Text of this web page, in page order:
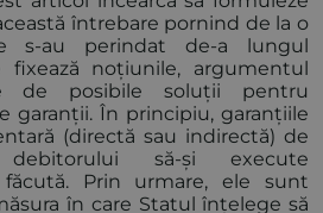
întrebare pornind de la o
s-au perindat de-a lungul
fixează noțiunile, argumentul
de posibile soluții pentru
garanții. În principiu, garanțiile
(directă sau indirectă) de
să-și execute
făcută. Prin urmare, ele sunt
în care Statul înțelege să